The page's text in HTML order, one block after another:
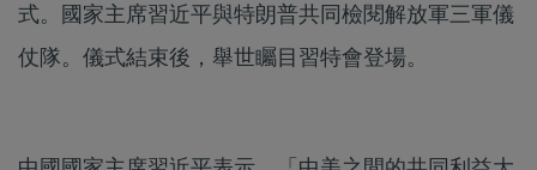
式。國家主席習近平與特朗普共同檢閱解放軍三軍儀
仗隊。儀式結束後，舉世矚目習特會登場。